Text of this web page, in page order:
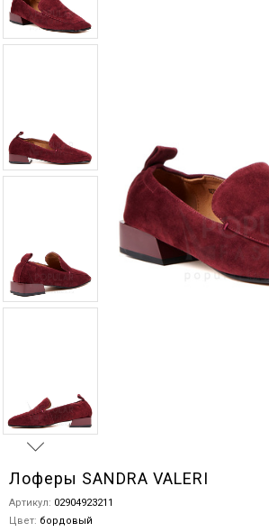
Лоферы SANDRA VALERI
Артикул: 02904923211
Цвет: бордовый